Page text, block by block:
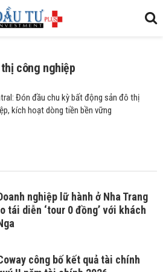
công nghiệp
Đón đầu chu kỳ bất động sản đô thị
kích hoạt dòng tiền bền vững
nghiệp lữ hành ở Nha Trang
tái diễn ‘tour 0 đồng’ với khách
công bố kết quả tài chính